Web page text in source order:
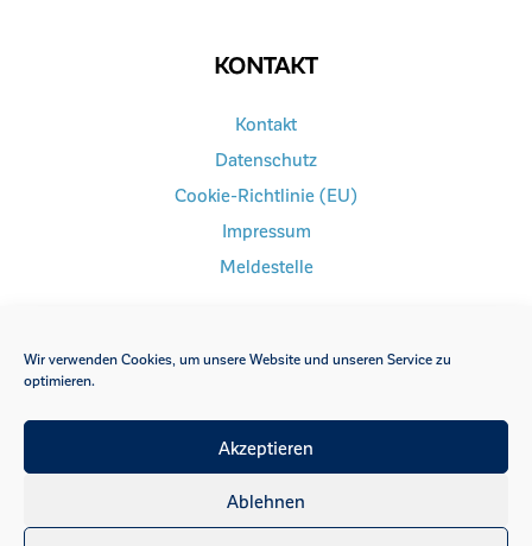
Wir verwenden Cookies, um unsere Website und unseren Service zu
optimieren.
Akzeptieren
Ablehnen
KONTAKT
Kontakt
Datenschutz
Cookie-Richtlinie (EU)
Impressum
Meldestelle
YOUTUBE